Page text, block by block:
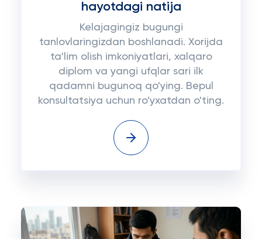
hayotdagi natija
Kelajagingiz bugungi
tanlovlaringizdan boshlanadi. Xorijda
ta'lim olish imkoniyatlari, xalqaro
diplom va yangi ufqlar sari ilk
qadamni bugunoq qo'ying. Bepul
konsultatsiya uchun ro'yxatdan o'ting.